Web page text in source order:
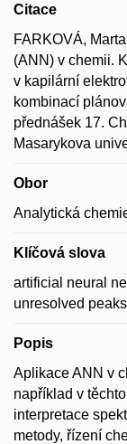
Citace
FARKOVÁ,
(ANN) v chemii.
v kapilární
kombinací
přednášek 17.
Masarykova
Obor
Analytická
Klíčová slova
artificial neural
unresolved peaks
Popis
Aplikace ANN v
například v
interpretace
metody, řízení